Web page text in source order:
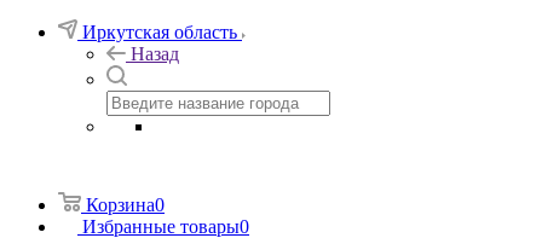
Иркутская область
Назад
Корзина0
Избранные товары0